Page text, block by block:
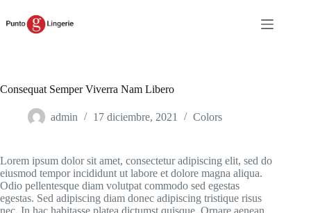
al
contenido
Consequat Semper Viverra Nam Libero
admin 17 diciembre, 2021 Colors
Lorem ipsum dolor sit amet, consectetur adipiscing elit, sed do
eiusmod tempor incididunt ut labore et dolore magna aliqua.
Odio pellentesque diam volutpat commodo sed egestas
egestas. Sed adipiscing diam donec adipiscing tristique risus
nec. In hac habitasse platea dictumst quisque. Ornare aenean